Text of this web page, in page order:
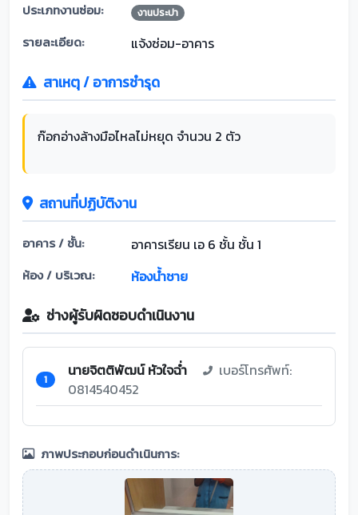
ประเภทงานซ่อม: งานประปา
รายละเอียด: แจ้งซ่อม-อาคาร
สาเหตุ / อาการชำรุด
ก๊อกอ่างล้างมือไหลไม่หยุด จำนวน 2 ตัว
สถานที่ปฏิบัติงาน
อาคาร / ชั้น: อาคารเรียน เอ 6 ชั้น ชั้น 1
ห้อง / บริเวณ: ห้องน้ำชาย
ช่างผู้รับผิดชอบดำเนินงาน
1 นายจิตติพัฒน์ หัวใจฉ่ำ
เบอร์โทรศัพท์:
0814540452
ภาพประกอบก่อนดำเนินการ: